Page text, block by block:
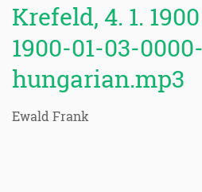
Krefeld, 4. 1.
1900-01-03-
hungarian.mp3
Ewald Frank